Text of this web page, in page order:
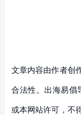
文章内容由作者创
合法性。出海易倡
或本网站许可，不